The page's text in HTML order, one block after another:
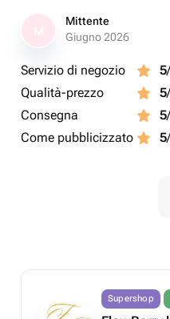
Mittente
Giugno 2026
Servizio di negozio 5
Qualità-prezzo
5
Consegna
5
Come pubblicizzato
5
Supershop